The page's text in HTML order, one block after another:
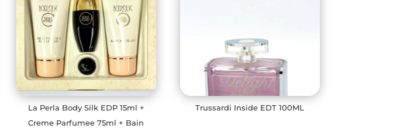
La Perla Body Silk EDP 15ml +
Creme Parfumee 75ml + Bain
Trussardi Inside EDT 100ML